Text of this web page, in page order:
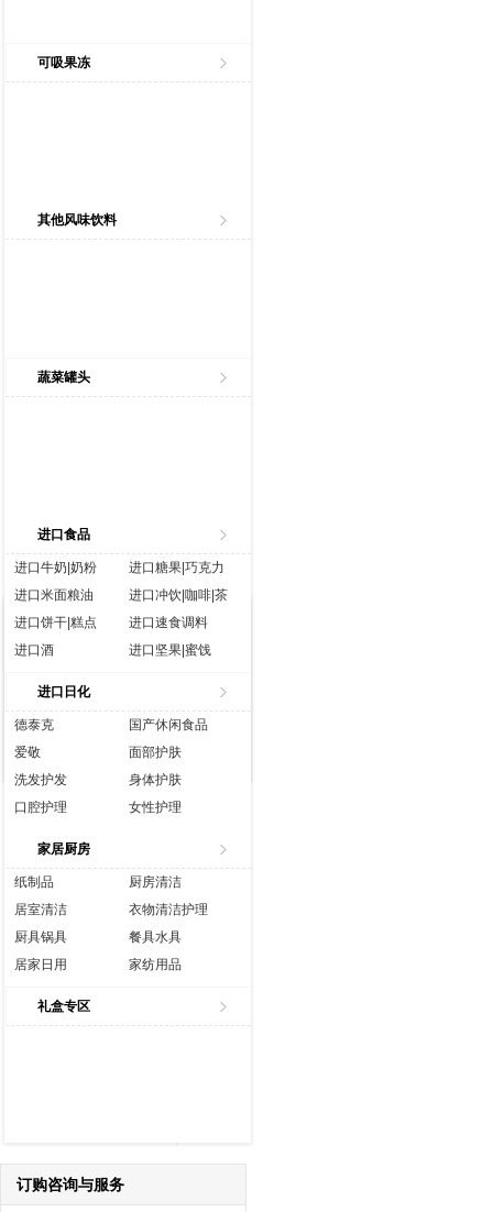
可吸果冻
其他风味饮料
蔬菜罐头
进口食品
进口牛奶|奶粉
进口糖果|巧克力
进口米面粮油
进口冲饮|咖啡|茶
进口饼干|糕点
进口速食调料
进口酒
进口坚果|蜜饯
进口日化
德泰克
国产休闲食品
爱敬
面部护肤
洗发护发
身体护肤
口腔护理
女性护理
家居厨房
纸制品
厨房清洁
居室清洁
衣物清洁护理
厨具锅具
餐具水具
居家日用
家纺用品
礼盒专区
订购咨询与服务